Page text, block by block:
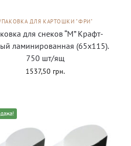
ДЛЯ КАРТОШКИ "ФРИ"
для снеков “М” Крафт-
ламинированная (65х115).
750 шт/ящ
1537,50 грн.